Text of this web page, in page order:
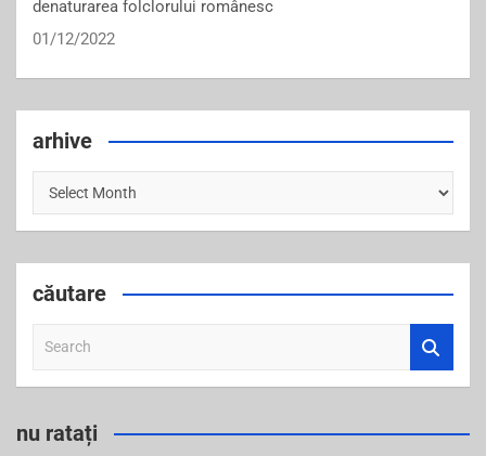
denaturarea folclorului românesc
01/12/2022
arhive
arhive
căutare
a
c
nu ratați